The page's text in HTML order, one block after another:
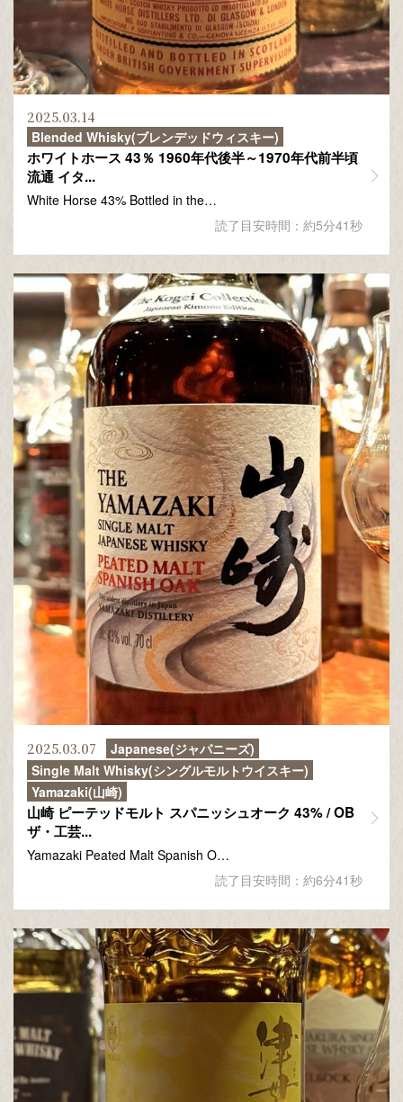
2025.03.14
Blended Whisky(ブレンデッドウィスキー)
ホワイトホース 43％ 1960年代後半～1970年代前半頃
流通 イタ...
White Horse 43% Bottled in the…
読了目安時間：約5分41秒
2025.03.07
Japanese(ジャパニーズ)
Single Malt Whisky(シングルモルトウイスキー)
Yamazaki(山崎)
山崎 ピーテッドモルト スパニッシュオーク 43% / OB
ザ・工芸...
Yamazaki Peated Malt Spanish O…
読了目安時間：約6分41秒